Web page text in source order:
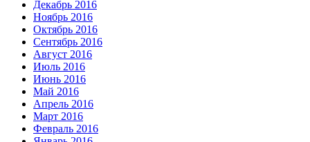
Декабрь 2016
Ноябрь 2016
Октябрь 2016
Сентябрь 2016
Август 2016
Июль 2016
Июнь 2016
Май 2016
Апрель 2016
Март 2016
Февраль 2016